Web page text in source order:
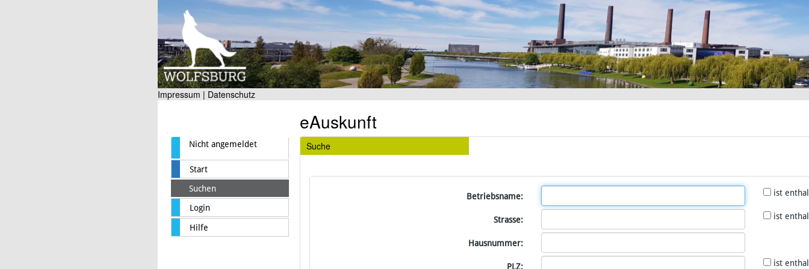
Impressum | Datenschutz
Nicht angemeldet
Start
Suchen
Login
Hilfe
eAuskunft
Suche
Betriebsname: ist
Strasse: ist
Hausnummer:
PLZ: ist